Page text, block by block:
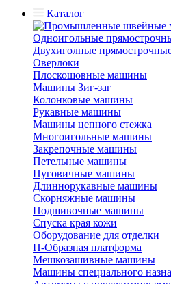
Каталог
Одноигольные
Двухиголные
Оверлоки
Плоскошовные машины
Машины Зиг-заг
Колонковые машины
Рукавные машины
Машины цепного стежка
Многоигольные машины
Закрепочные машины
Петельные машины
Пуговичные машины
Длиннорукавные машины
Скорняжные машины
Подшивочные машины
Спуска края кожи
Оборудование для отделки
П-Образная платформа
Мешкозашивные машины
Машины специального